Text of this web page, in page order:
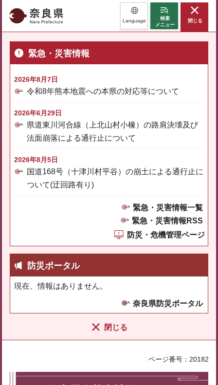
奈良県 Language
検索
メニュー
閉じる
緊急・災害情報
2026年8月7日
令和8年熊本地震への本県の対応等について
2026年6月29日
県道東川河合線（上北山村小橡）の路肩決壊及び
法面崩落による通行止について
2026年8月5日
国道168号（十津川村平谷）の崩土による通行止に
ついて(迂回路有り)
緊急・災害情報一覧
緊急・災害情報RSS
防災・危機管理ページ
防災ポータル
現在、情報はありません。
奈良県防災ポータル
閉じる
ページ番号：20182